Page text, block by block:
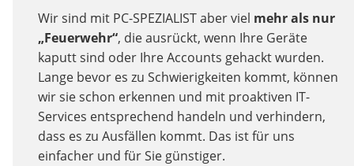
Wir sind mit PC-SPEZIALIST aber viel mehr als nur
„Feuerwehr“, die ausrückt, wenn Ihre Geräte
kaputt sind oder Ihre Accounts gehackt wurden.
Lange bevor es zu Schwierigkeiten kommt, können
wir sie schon erkennen und mit proaktiven IT-
Services entsprechend handeln und verhindern,
dass es zu Ausfällen kommt. Das ist für uns
einfacher und für Sie günstiger.